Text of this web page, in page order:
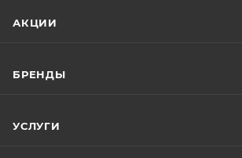
АКЦИИ
БРЕНДЫ
УСЛУГИ